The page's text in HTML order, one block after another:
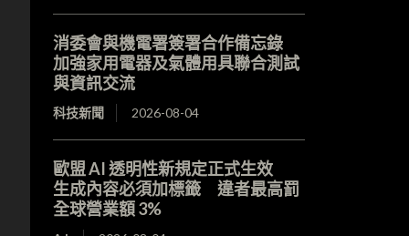
消委會與機電署簽署合作備忘錄
加強家用電器及氣體用具聯合測試
與資訊交流
科技新聞 2026-08-04
歐盟 AI 透明性新規定正式生效
生成內容必須加標籤 違者最高罰
全球營業額 3%